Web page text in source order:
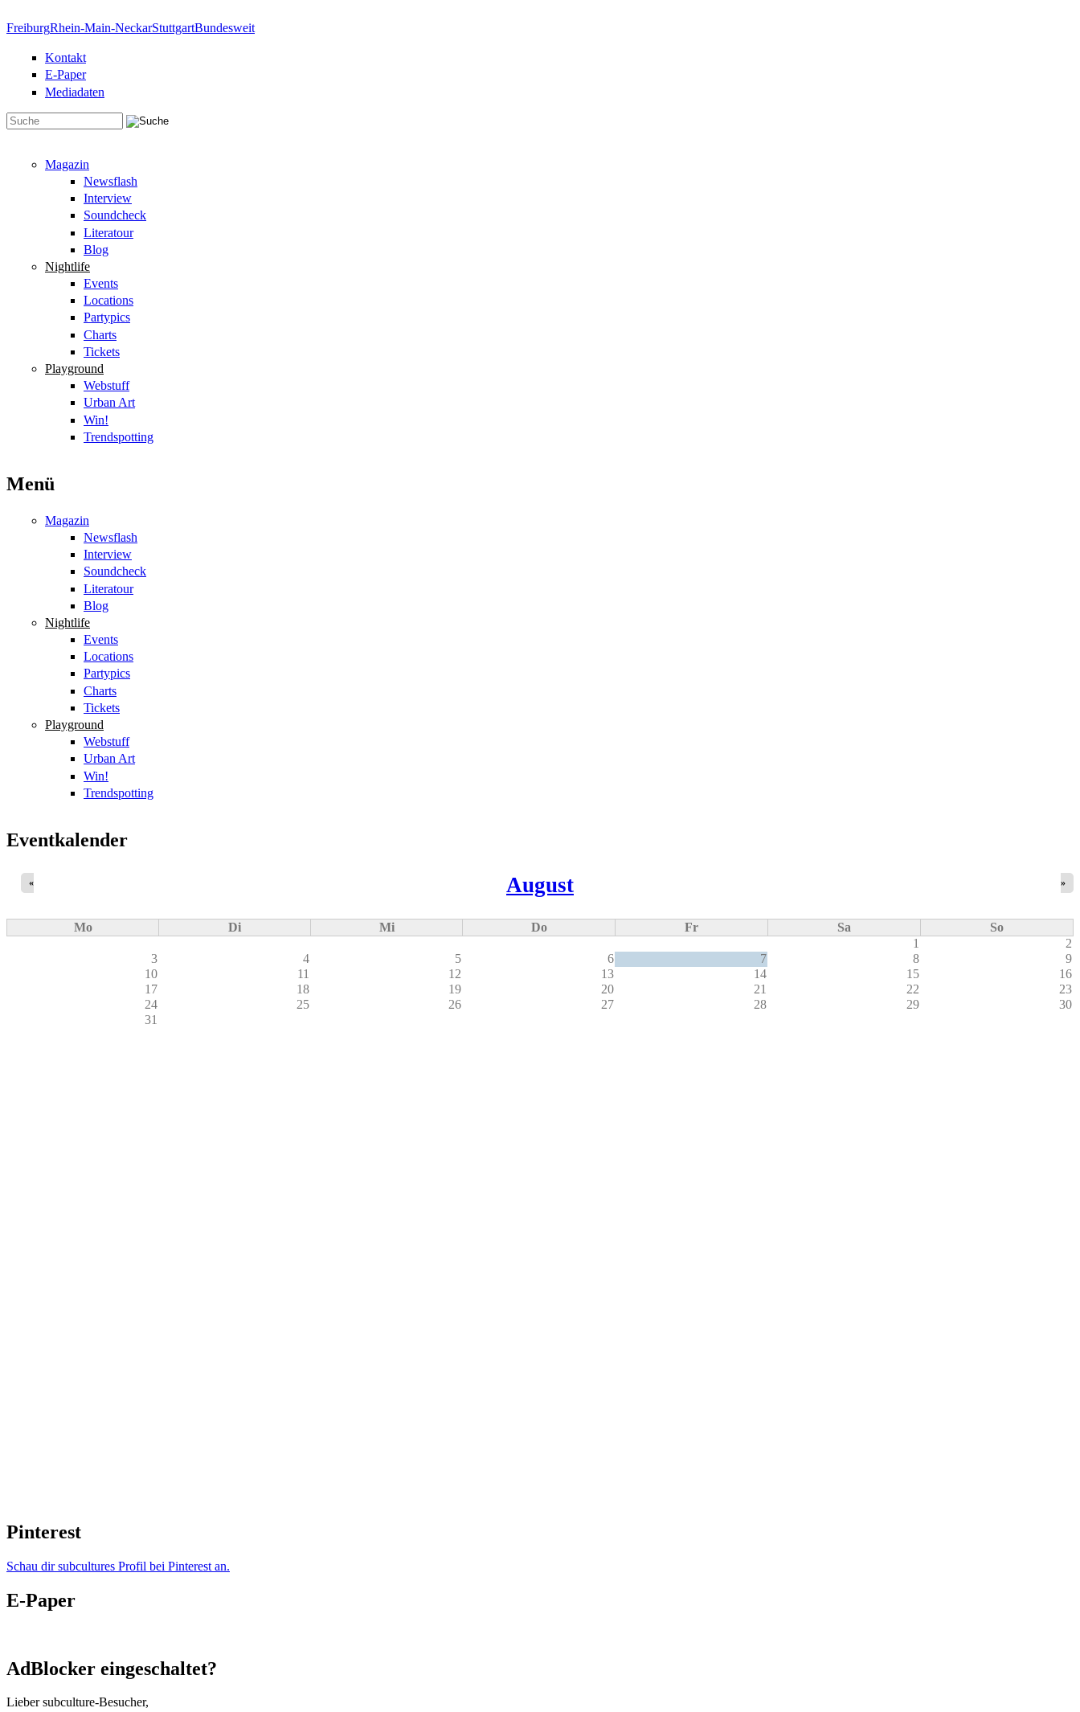
FreiburgRhein-Main-NeckarStuttgartBundesweit
Kontakt
E-Paper
Mediadaten
Magazin
Newsflash
Interview
Soundcheck
Literatour
Blog
Nightlife
Events
Locations
Partypics
Charts
Tickets
Playground
Webstuff
Urban Art
Win!
Trendspotting
Menü
Magazin
Newsflash
Interview
Soundcheck
Literatour
Blog
Nightlife
Events
Locations
Partypics
Charts
Tickets
Playground
Webstuff
Urban Art
Win!
Trendspotting
Eventkalender
August
« »
Mo Di Mi Do Fr Sa
So
1
2
3
4 5 6 7 8
9
10
11 12 13 14 15
16
17
18 19 20 21 22
23
24
25 26 27 28 29
30
31
Pinterest
Schau dir subcultures Profil bei Pinterest an.
E-Paper
AdBlocker eingeschaltet?
Lieber subculture-Besucher,